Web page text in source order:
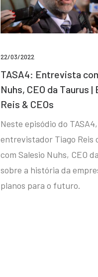
22/03/2022
TASA4: Entrevista
Nuhs, CEO da Taurus |
Reis & CEOs
Neste episódio do
entrevistador Tiago Reis
com Salesio Nuhs, CEO
sobre a história da
planos para o futuro.